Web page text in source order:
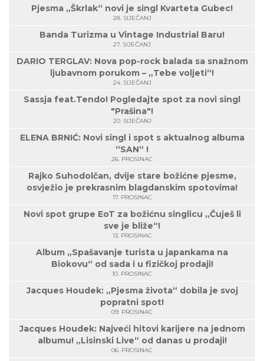
Pjesma „Škrlak“ novi je singl Kvarteta Gubec!
28. SIJEČANJ
Banda Turizma u Vintage Industrial Baru!
27. SIJEČANJ
DARIO TERGLAV: Nova pop-rock balada sa snažnom
ljubavnom porukom – „Tebe voljeti“!
24. SIJEČANJ
Sassja feat.Tendo! Pogledajte spot za novi singl
"Prašina"!
20. SIJEČANJ
ELENA BRNIĆ: Novi singl i spot s aktualnog albuma
“SAN“ !
26. PROSINAC
Rajko Suhodolčan, dvije stare božićne pjesme,
osvježio je prekrasnim blagdanskim spotovima!
17. PROSINAC
Novi spot grupe EoT za božićnu singlicu „Čuješ li
sve je bliže“!
13. PROSINAC
Album „Spašavanje turista u japankama na
Biokovu“ od sada i u fizičkoj prodaji!
10. PROSINAC
Jacques Houdek: „Pjesma života“ dobila je svoj
popratni spot!
09. PROSINAC
Jacques Houdek: Najveći hitovi karijere na jednom
albumu! „Lisinski Live“ od danas u prodaji!
06. PROSINAC